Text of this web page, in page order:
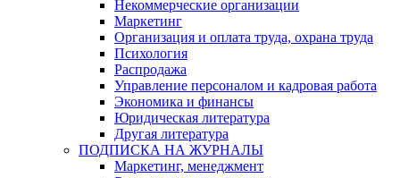
Некоммерческие организации
Маркетинг
Организация и оплата труда, охрана труда
Психология
Распродажа
Управление персоналом и кадровая работа
Экономика и финансы
Юридическая литература
Другая литература
ПОДПИСКА НА ЖУРНАЛЫ
Маркетинг, менеджмент